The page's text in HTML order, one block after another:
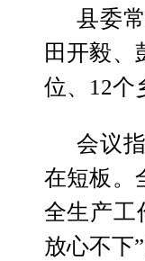
县委
田开毅、
位、12个
会议
在短板。
全生产工
放心不下